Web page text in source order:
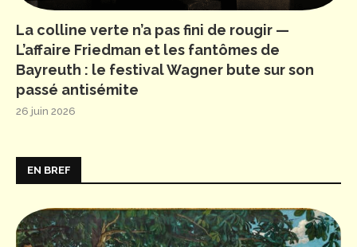
La colline verte n’a pas fini de rougir —
L’affaire Friedman et les fantômes de
Bayreuth : le festival Wagner bute sur son
passé antisémite
26 juin 2026
EN BREF